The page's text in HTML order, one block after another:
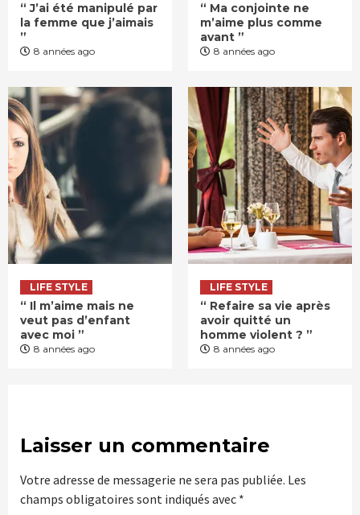
“ J’ai été manipulé par
la femme que j’aimais
”
8 années ago
“ Ma conjointe ne
m’aime plus comme
avant ”
8 années ago
LIFE STYLE
“ Il m’aime mais ne
veut pas d’enfant
avec moi ”
8 années ago
LIFE STYLE
“ Refaire sa vie après
avoir quitté un
homme violent ? ”
8 années ago
Laisser un commentaire
Votre adresse de messagerie ne sera pas publiée. Les
champs obligatoires sont indiqués avec *